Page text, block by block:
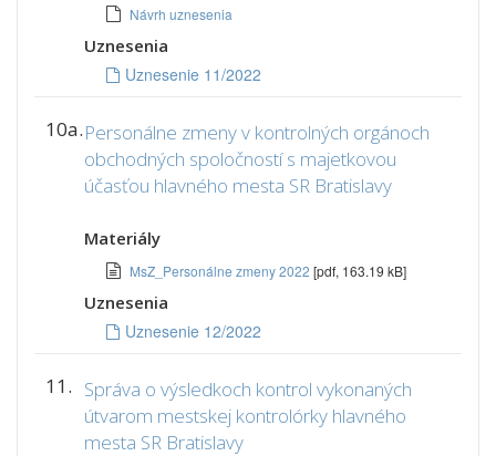
Návrh uznesenia
Uznesenia
Uznesenie 11/2022
10a.Personálne zmeny v kontrolných orgánoch
obchodných spoločností s majetkovou
účasťou hlavného mesta SR Bratislavy
Materiály
MsZ_Personálne zmeny 2022 [pdf, 163.19 kB]
Uznesenia
Uznesenie 12/2022
11. Správa o výsledkoch kontrol vykonaných
útvarom mestskej kontrolórky hlavného
mesta SR Bratislavy